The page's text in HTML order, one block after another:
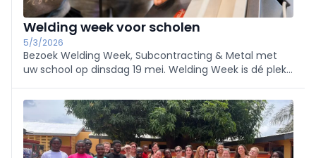
Welding week voor scholen
5/3/2026
Bezoek Welding Week, Subcontracting & Metal met
uw school op dinsdag 19 mei. Welding Week is dé plek
metaaltechnologieën in actie zien en proeven van de
toekomst van techniek.